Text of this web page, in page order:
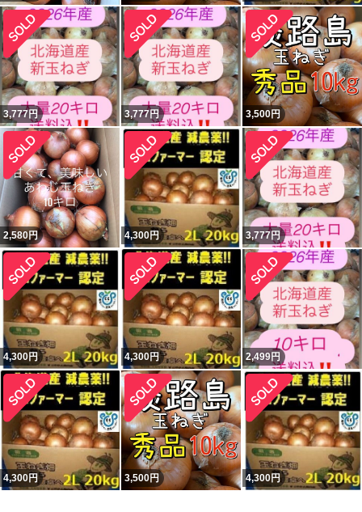
3,777円 3,777円 3,500円
2,580円 4,300円 3,777円
4,300円 4,300円 2,499円
4,300円 3,500円 4,300円